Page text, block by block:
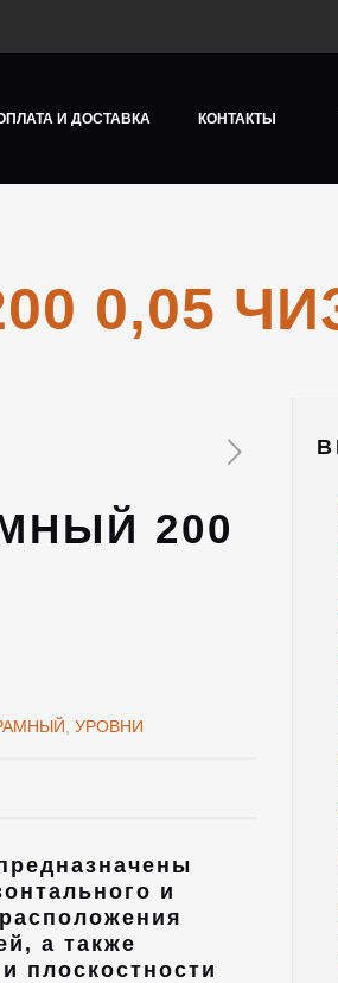
И ДОСТАВКА КОНТАКТЫ
0,05
200
,УРОВНИ
и
а также
плоскостности